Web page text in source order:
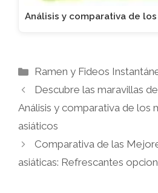
Análisis y comparativa de
Categorías
Ramen y Fideos
Descubre las maravillas
Análisis y comparativa de los
asiáticos
Comparativa de las
asiáticas: Refrescantes